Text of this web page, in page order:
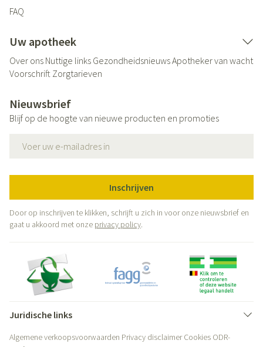
FAQ
Uw apotheek
Over ons Nuttige links GezondheidsnieuwsApotheker van wacht
Voorschrift Zorgtarieven
Nieuwsbrief
Blijf op de hoogte van nieuwe producten en promoties
Inschrijven
Door op inschrijven te klikken, schrijft u zich in voor onze nieuwsbrief en
gaat u akkoord met onze privacy policy.
Juridische links
Algemene verkoopsvoorwaarden Privacy disclaimer Cookies ODR-